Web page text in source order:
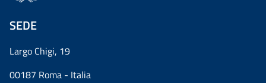
SEDE
Largo Chigi, 19
00187 Roma - Italia